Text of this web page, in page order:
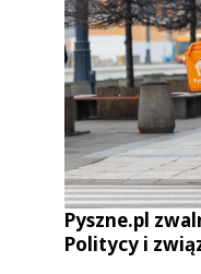
Pyszne.pl
Politycy i